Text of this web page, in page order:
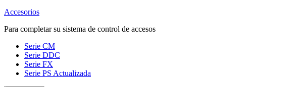
Accesorios
Para completar su sistema de control de accesos
Serie CM
Serie DDC
Serie FX
Serie PS Actualizada